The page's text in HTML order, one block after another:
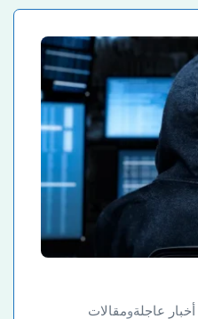
أخبار عاجلةومقالات